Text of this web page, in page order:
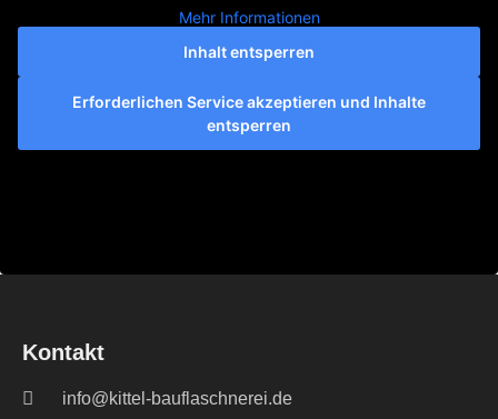
Mehr Informationen
Inhalt entsperren
Erforderlichen Service akzeptieren und Inhalte
entsperren
Kontakt
info@kittel-bauflaschnerei.de